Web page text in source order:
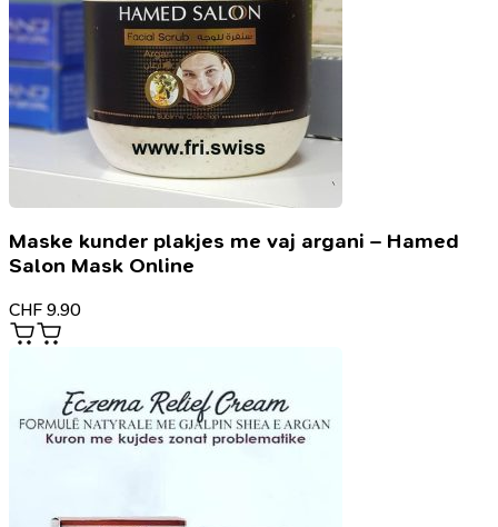
Maske kunder plakjes me vaj argani – Hamed
Salon Mask Online
CHF 9.90